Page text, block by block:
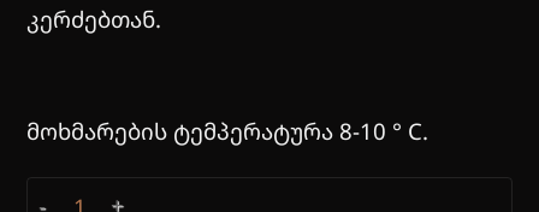
კერძებთან.
მოხმარების ტემპერატურა 8-10 ° C.
ქისი ქვევრი quantity